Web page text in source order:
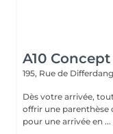
A10 Concept
195, Rue de
Dès votre arrivée,
offrir une parenthèse d'exception : -
pour une arrivée en ...